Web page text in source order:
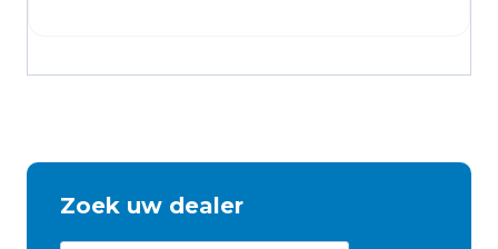
Zoek uw dealer